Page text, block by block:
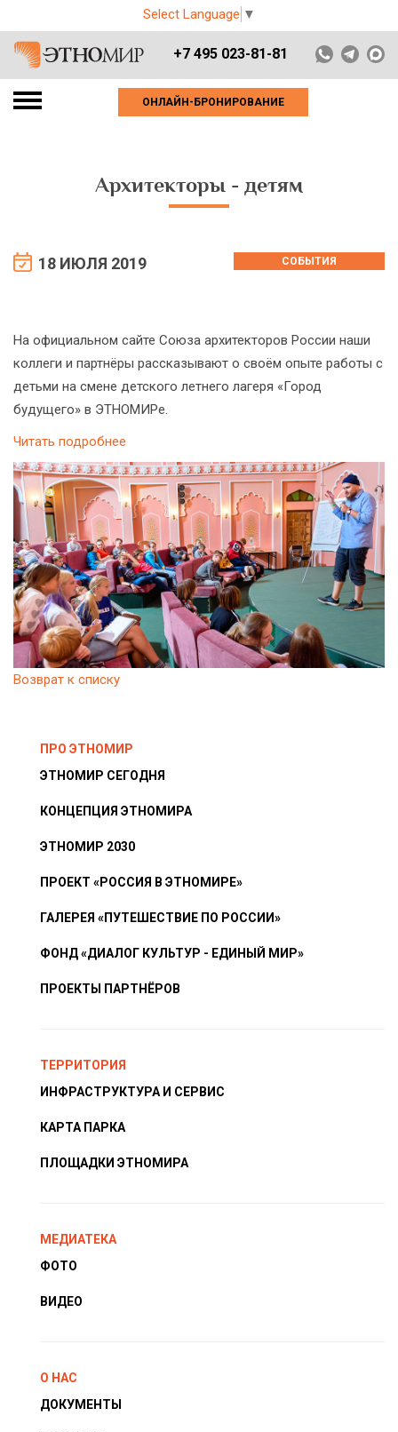
Select Language ▼
+7 495 023-81-81
ОНЛАЙН-БРОНИРОВАНИЕ
Архитекторы - детям
18 ИЮЛЯ 2019 СОБЫТИЯ
На официальном сайте Союза архитекторов России наши
коллеги и партнёры рассказывают о своём опыте работы с
детьми на смене детского летнего лагеря «Город
будущего» в ЭТНОМИРе.
Читать подробнее
Возврат к списку
ПРО ЭТНОМИР
ЭТНОМИР СЕГОДНЯ
КОНЦЕПЦИЯ ЭТНОМИРА
ЭТНОМИР 2030
ПРОЕКТ «РОССИЯ В ЭТНОМИРЕ»
ГАЛЕРЕЯ «ПУТЕШЕСТВИЕ ПО РОССИИ»
ФОНД «ДИАЛОГ КУЛЬТУР - ЕДИНЫЙ МИР»
ПРОЕКТЫ ПАРТНЁРОВ
ТЕРРИТОРИЯ
ИНФРАСТРУКТУРА И СЕРВИС
КАРТА ПАРКА
ПЛОЩАДКИ ЭТНОМИРА
МЕДИАТЕКА
ФОТО
ВИДЕО
О НАС
ДОКУМЕНТЫ